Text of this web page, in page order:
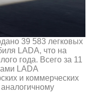
39 583 легковых
LADA, что на
года. Всего за 11
LADA
и коммерческих